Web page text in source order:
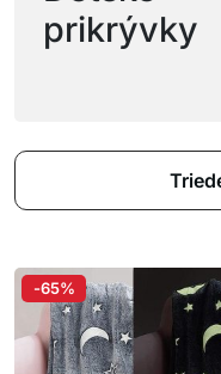
prikrývky
-65%